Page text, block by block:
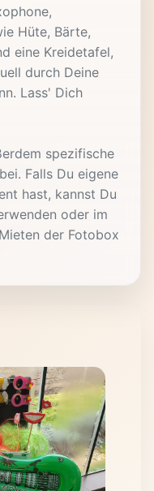
Hüte, Bärte,
eine Kreidetafel,
durch Deine
Lass' Dich
spezifische
bei. Falls Du eigene
hast, kannst Du
oder im
der Fotobox